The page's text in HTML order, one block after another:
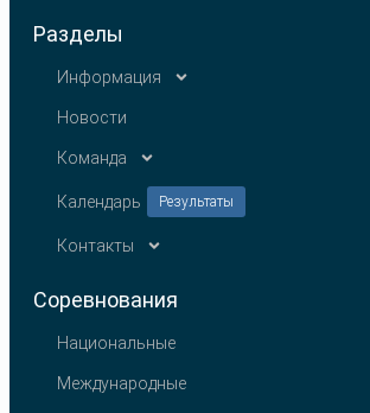
Разделы
Информация
Новости
Команда
Календарь Результаты
Контакты
Соревнования
Национальные
Международные